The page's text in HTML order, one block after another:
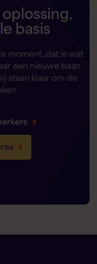
basis
moment, dat is wat
een nieuwe baan
staan klaar om de